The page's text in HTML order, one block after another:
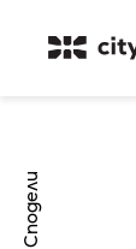
Сподели